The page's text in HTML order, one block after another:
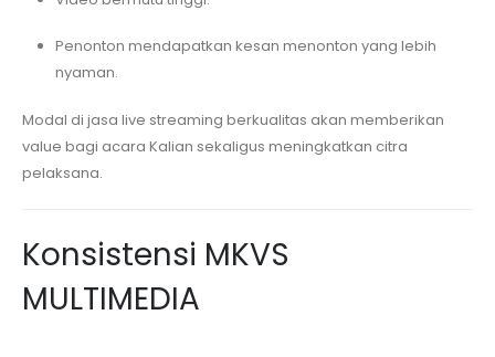
Penonton mendapatkan kesan menonton yang lebih
nyaman.
Modal di jasa live streaming berkualitas akan memberikan
value bagi acara Kalian sekaligus meningkatkan citra
pelaksana.
Konsistensi MKVS
MULTIMEDIA